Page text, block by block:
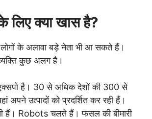
लिए क्या खास है?
के अलावा बड़े नेता भी आ सकते हैं।
कुछ अलग है।
है। 30 से अधिक देशों की 300 से
अपने उत्पादों को प्रदर्शित कर रही हैं।
हैं। Robots चलते हैं। फसल की बीमारी